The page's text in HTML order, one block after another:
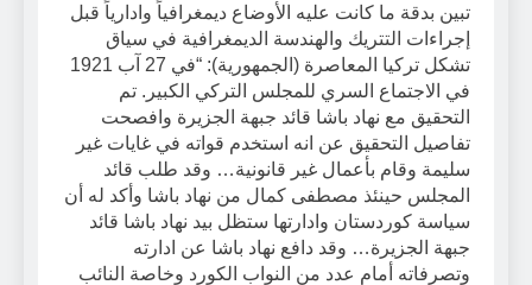
تبين بدقة ما كانت عليه الأوضاع ديمغرافياً وادارياً قبل
إجراءات التتريك والهندسة الديمغرافية في سياق
تشكل تركيا المعاصرة (الجمهورية): “في 27 آب 1921
في الاجتماع السري للمجلس التركي الكبير. تم
التحقيق مع نهاد باشا قائد جبهة الجزيرة وافصحت
تفاصيل التحقيق عن انه استخدم قواته في غايات غير
سليمة وقام بأعمال غير قانونية… وقد طلب قائد
المجلس حينئذ مصطفى كمال من نهاد باشا وأكد له أن
سياسة كوردستان وادارتها ستظل بيد نهاد باشا قائد
جبهة الجزيرة… وقد دافع نهاد باشا عن ادارته
وتصرفاته أمام عدد من النواب الكورد وخاصة النائب